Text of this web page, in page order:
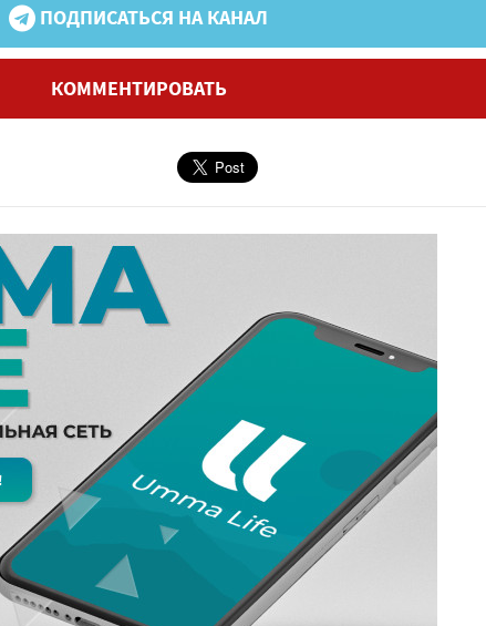
ПОДПИСАТЬСЯ НА КАНАЛ
КОММЕНТИРОВАТЬ